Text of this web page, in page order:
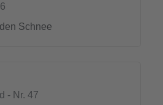
Schnee
- Nr. 47